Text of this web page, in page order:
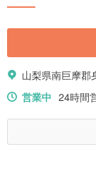
山梨県南巨摩郡
営業中 24時間